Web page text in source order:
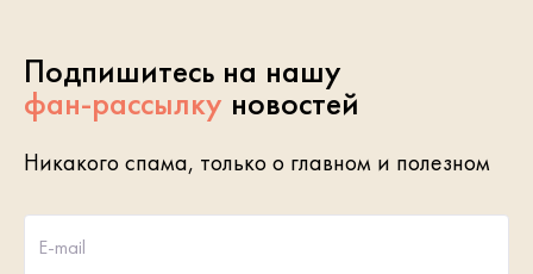
Подпишитесь на нашу
фан-рассылку новостей
Никакого спама, только о главном и полезном
E-mail